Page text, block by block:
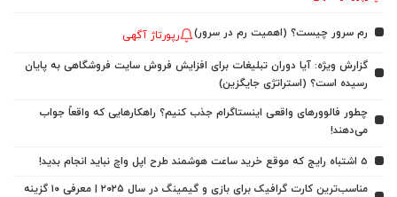
رم سرور چیست؟ (اهمیت رم در سرور) رپورتاژ آگهی
گزارش ویژه: آیا دوران تبلیغات برای افزایش فروش سایت فروشگاهی به پایان
رسیده است؟ (استراتژی جایگزین)
چطور فالوورهای واقعی اینستاگرام جذب کنیم؟ راهکارهایی که واقعاً جواب
می‌دهند!
5 اشتباه رایج که موقع خرید ساعت هوشمند طرح اپل واچ نباید انجام بدید!
مناسب‌ترین کارت گرافیک برای بازی و گیمینگ در سال ۲۰۲۵ | معرفی ۱۰ گزینه